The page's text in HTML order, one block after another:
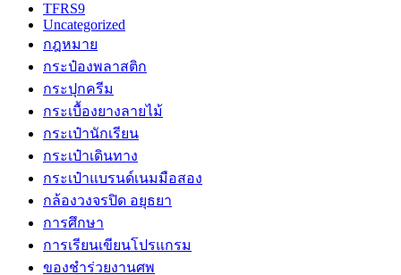
TFRS9
Uncategorized
กฎหมาย
กระป๋องพลาสติก
กระปุกครีม
กระเบื้องยางลายไม้
กระเป๋านักเรียน
กระเป๋าเดินทาง
กระเป๋าแบรนด์เนมมือสอง
กล้องวงจรปิด อยุธยา
การศึกษา
การเรียนเขียนโปรแกรม
ของชำร่วยงานศพ